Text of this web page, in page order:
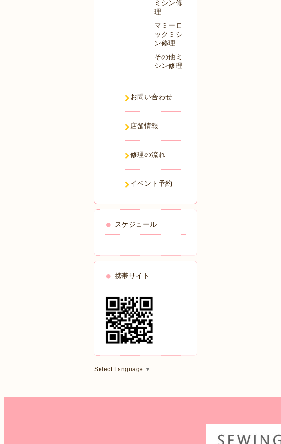
ミシン修
理
マミーロ
ックミシ
ン修理
その他ミ
シン修理
お問い合わせ
店舗情報
修理の流れ
イベント予約
スケジュール
携帯サイト
Select Language ▼